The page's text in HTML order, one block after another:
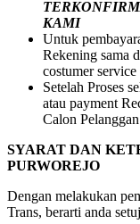
KAMI
Untuk
Rekening sama
costumer
Setelah Proses
atau payment
Calon
SYARAT DAN
PURWOREJO
Dengan melakukan
Trans, berarti anda